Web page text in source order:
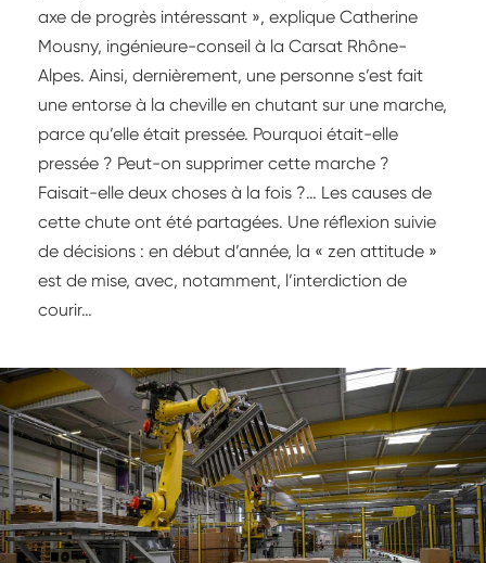
axe de progrès intéressant », explique Catherine
Mousny, ingénieure-conseil à la Carsat Rhône-
Alpes. Ainsi, dernièrement, une personne s’est fait
une entorse à la cheville en chutant sur une marche,
parce qu’elle était pressée. Pourquoi était-elle
pressée ? Peut-on supprimer cette marche ?
Faisait-elle deux choses à la fois ?… Les causes de
cette chute ont été partagées. Une réflexion suivie
de décisions : en début d’année, la « zen attitude »
est de mise, avec, notamment, l’interdiction de
courir…